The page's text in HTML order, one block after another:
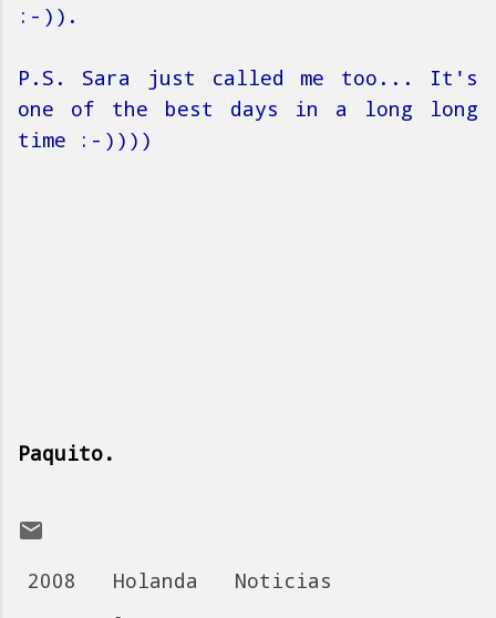
:-)).
P.S. Sara just called me too... It's
one of the best days in a long long
time :-))))
Paquito.
2008 Holanda
Noticias